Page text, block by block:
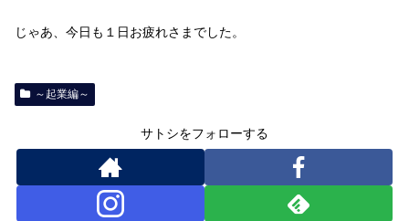
じゃあ、今日も１日お疲れさまでした。
～起業編～
サトシをフォローする